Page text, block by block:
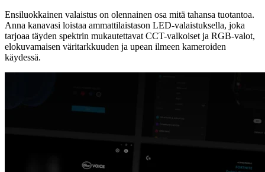
Ensiluokkainen valaistus on olennainen osa mitä tahansa tuotantoa.
Anna kanavasi loistaa ammattilaistason LED-valaistuksella, joka
tarjoaa täyden spektrin mukautettavat CCT-valkoiset ja RGB-valot,
elokuvamaisen väritarkkuuden ja upean ilmeen kameroiden
käydessä.